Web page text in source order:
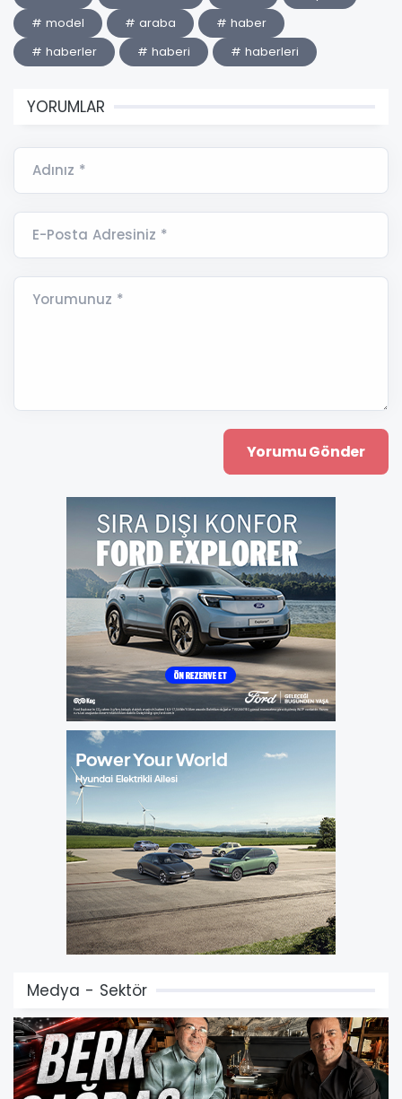
# model
# araba
# haber
# haberler
# haberi # haberleri
YORUMLAR
Adınız *
E-Posta Adresiniz *
Yorumunuz *
Medya - Sektör